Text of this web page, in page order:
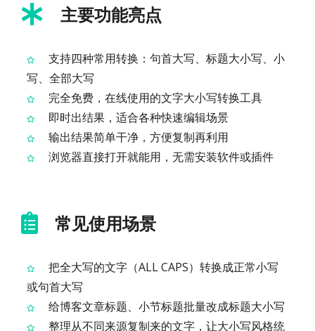
主要功能亮点
支持四种常用转换：句首大写、标题大小写、小
写、全部大写
完全免费，在线使用的文字大小写转换工具
即时出结果，适合各种快速编辑场景
输出结果简单干净，方便复制再利用
浏览器直接打开就能用，无需安装软件或插件
常见使用场景
把全大写的文字（ALL CAPS）转换成正常小写
或句首大写
给博客文章标题、小节标题批量改成标题大小写
整理从不同来源复制来的文字，让大小写风格统